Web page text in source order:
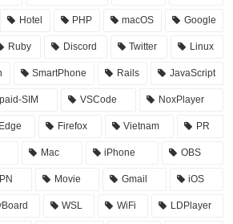
Hotel PHP macOS Google
Ruby Discord Twitter Linux
SmartPhone Rails JavaScript
SIM VSCode NoxPlayer
Firefox Vietnam PR
Mac iPhone OBS
Movie Gmail iOS
WSL WiFi LDPlayer